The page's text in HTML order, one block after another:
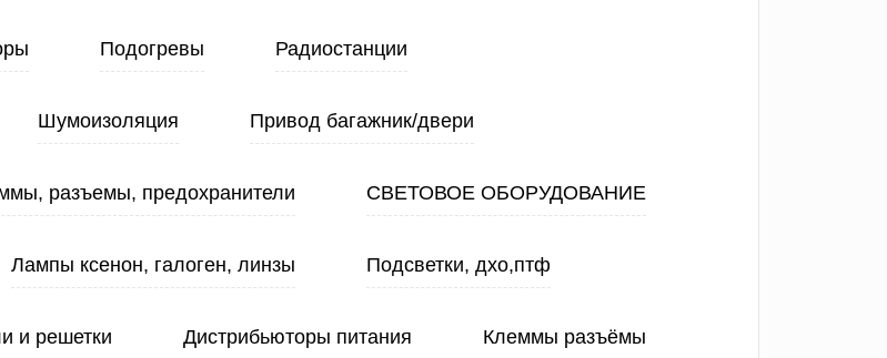
Подогревы Радиостанции
Шумоизоляция Привод багажник/двери
разъемы, предохранители СВЕТОВОЕ ОБОРУДОВАНИЕ
Лампы ксенон, галоген, линзы Подсветки, дхо,птф
и решетки Дистрибьюторы питания Клеммы разъёмы